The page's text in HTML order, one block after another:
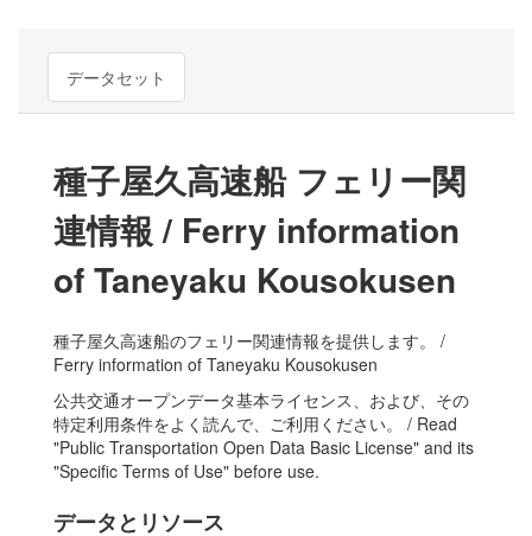
データセット
種子屋久高速船 フェリー関
連情報 / Ferry information
of Taneyaku Kousokusen
種子屋久高速船のフェリー関連情報を提供します。 /
Ferry information of Taneyaku Kousokusen
公共交通オープンデータ基本ライセンス、および、その
特定利用条件をよく読んで、ご利用ください。 / Read
"Public Transportation Open Data Basic License" and its
"Specific Terms of Use" before use.
データとリソース